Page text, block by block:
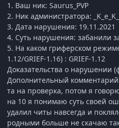
1. Ваш ник: Saurus_PVP
2. Ник администратора:
3. Дата нарушения: 19.11.2021
4. Суть нарушения: забанили
5. На каком гриферском
1.12/GRIEF-1.16) : GRIEF-1.12
Доказательства о нарушении
Дополнительный
та на проверка, потом я
на 10 я понимаю суть своей
удалил читы навсегда и
родными больше не скачаю